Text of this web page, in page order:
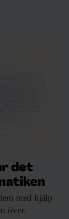
det
med hjälp
över.